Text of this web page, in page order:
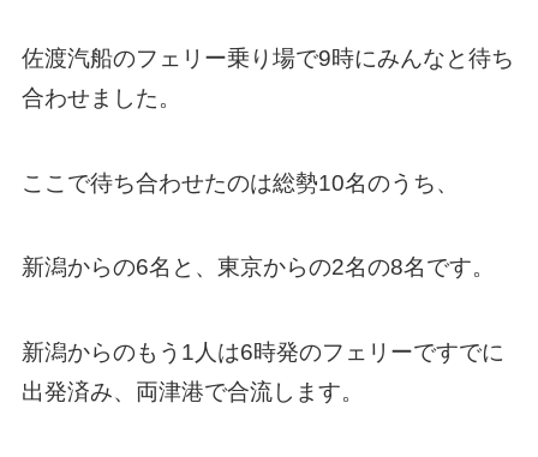
佐渡汽船のフェリー乗り場で9時にみんなと待ち
合わせました。
ここで待ち合わせたのは総勢10名のうち、
新潟からの6名と、東京からの2名の8名です。
新潟からのもう1人は6時発のフェリーですでに
出発済み、両津港で合流します。